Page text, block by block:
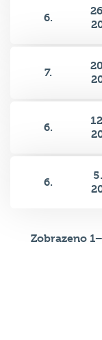
6.
7.
6.
6.
Zobrazeno